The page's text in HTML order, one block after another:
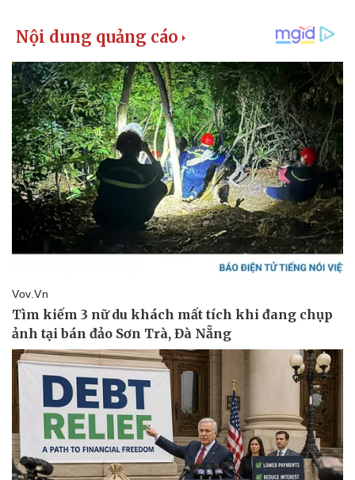
Pháp luật
Vụ án
Tin nóng
Tư vấn luật
Quân sự - Quốc phòng
Vũ khí
Việt Nam
Phân tích